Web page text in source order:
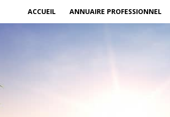
ACCUEIL ANNUAIRE PROFESSIONNEL